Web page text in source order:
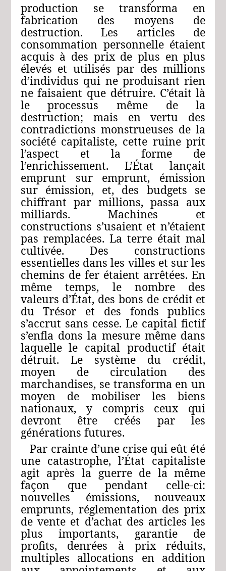
production se transforma en
fabrication des moyens de
destruction. Les articles de
consommation personnelle étaient
acquis à des prix de plus en plus
élevés et utilisés par des millions
d’individus qui ne produisant rien
ne faisaient que détruire. C’était là
le processus même de la
destruction; mais en vertu des
contradictions monstrueuses de la
société capitaliste, cette ruine prit
l’aspect et la forme de
l’enrichissement. L’État lançait
emprunt sur emprunt, émission
sur émission, et, des budgets se
chiffrant par millions, passa aux
milliards. Machines et
constructions s’usaient et n’étaient
pas remplacées. La terre était mal
cultivée. Des constructions
essentielles dans les villes et sur les
chemins de fer étaient arrêtées. En
même temps, le nombre des
valeurs d’État, des bons de crédit et
du Trésor et des fonds publics
s’accrut sans cesse. Le capital fictif
s’enfla dons la mesure même dans
laquelle le capital productif était
détruit. Le système du crédit,
moyen de circulation des
marchandises, se transforma en un
moyen de mobiliser les biens
nationaux, y compris ceux qui
devront être créés par les
générations futures.
Par crainte d’une crise qui eût été
une catastrophe, l’État capitaliste
agit après la guerre de la même
façon que pendant celle‑ci:
nouvelles émissions, nouveaux
emprunts, réglementation des prix
de vente et d’achat des articles les
plus importants, garantie de
profits, denrées à prix réduits,
multiples allocations en addition